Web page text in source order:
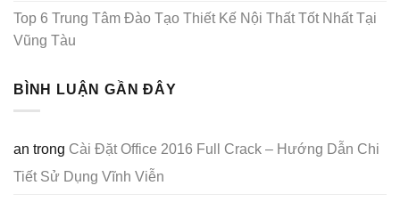
Top 6 Trung Tâm Đào Tạo Thiết Kế Nội Thất Tốt Nhất Tại
Vũng Tàu
BÌNH LUẬN GẦN ĐÂY
an trong Cài Đặt Office 2016 Full Crack – Hướng Dẫn Chi
Tiết Sử Dụng Vĩnh Viễn